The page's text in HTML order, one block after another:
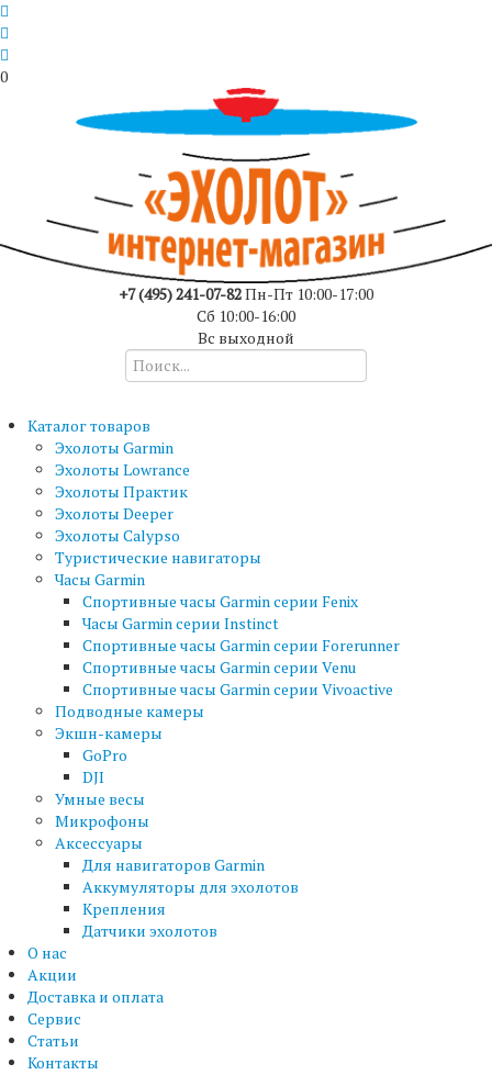
0
+7 (495) 241-07-82Пн-Пт 10:00-17:00
Сб 10:00-16:00
Вс выходной
Каталог товаров
Эхолоты Garmin
Эхолоты Lowrance
Эхолоты Практик
Эхолоты Deeper
Эхолоты Calypso
Туристические навигаторы
Часы Garmin
Спортивные часы Garmin серии Fenix
Часы Garmin серии Instinct
Спортивные часы Garmin серии Forerunner
Спортивные часы Garmin серии Venu
Спортивные часы Garmin серии Vivoactive
Подводные камеры
Экшн-камеры
GoPro
DJI
Умные весы
Микрофоны
Аксессуары
Для навигаторов Garmin
Аккумуляторы для эхолотов
Крепления
Датчики эхолотов
О нас
Акции
Доставка и оплата
Сервис
Статьи
Контакты